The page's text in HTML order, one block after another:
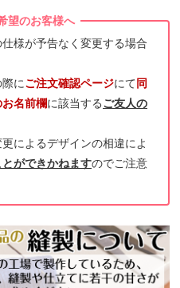
様が予告なく変更する場合
にご注文確認ページにて同
名前欄に該当するご友人の
によるデザインの相違によ
ができかねますのでご注意